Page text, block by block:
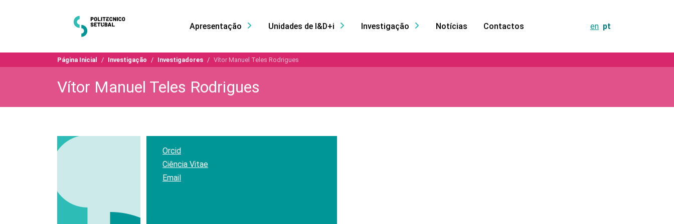
Apresentação Unidades de I&D+i Investigação Notícias Contactos en pt
Página Inicial Investigação Investigadores Vítor Manuel Teles Rodrigues
Vítor Manuel Teles Rodrigues
Orcid
Ciência Vitae
Email